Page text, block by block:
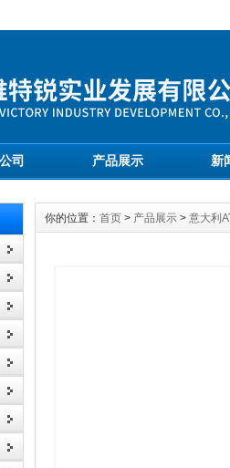
司 产品展示 新
你的位置： 首页 > 产品展示 > 意大利